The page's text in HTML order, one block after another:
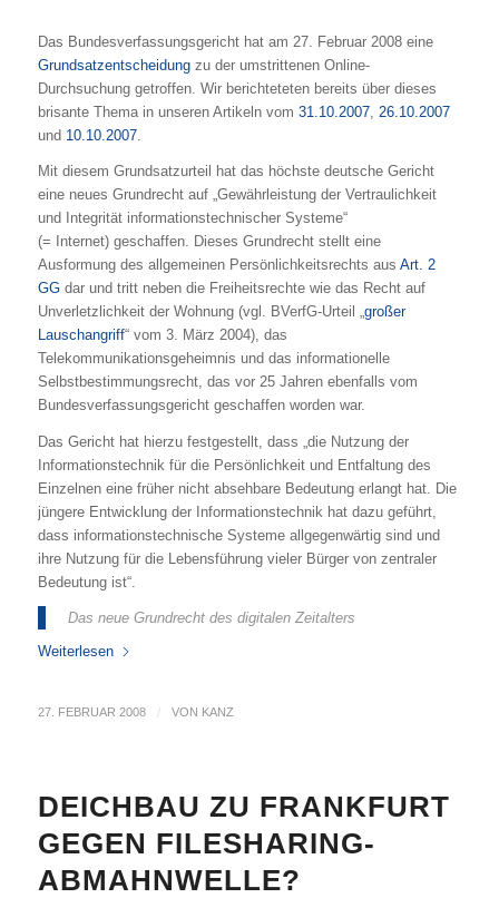
Das Bundesverfassungsgericht hat am 27. Februar 2008 eine
Grundsatzentscheidungzu der umstrittenen Online-
Durchsuchung getroffen. Wir berichteteten bereits über dieses
brisante Thema in unseren Artikeln vom 31.10.2007, 26.10.2007
und 10.10.2007.
Mit diesem Grundsatzurteil hat das höchste deutsche Gericht
eine neues Grundrecht auf „Gewährleistung der Vertraulichkeit
und Integrität informationstechnischer Systeme“
(= Internet) geschaffen. Dieses Grundrecht stellt eine
Ausformung des allgemeinen Persönlichkeitsrechts aus Art. 2
GGdar und tritt neben die Freiheitsrechte wie das Recht auf
Unverletzlichkeit der Wohnung (vgl. BVerfG-Urteil „großer
Lauschangriff“ vom 3. März 2004), das
Telekommunikationsgeheimnis und das informationelle
Selbstbestimmungsrecht, das vor 25 Jahren ebenfalls vom
Bundesverfassungsgericht geschaffen worden war.
Das Gericht hat hierzu festgestellt, dass „die Nutzung der
Informationstechnik für die Persönlichkeit und Entfaltung des
Einzelnen eine früher nicht absehbare Bedeutung erlangt hat. Die
jüngere Entwicklung der Informationstechnik hat dazu geführt,
dass informationstechnische Systeme allgegenwärtig sind und
ihre Nutzung für die Lebensführung vieler Bürger von zentraler
Bedeutung ist“.
Das neue Grundrecht des digitalen Zeitalters
Weiterlesen
27. FEBRUAR 2008 / VON KANZ
DEICHBAU ZU FRANKFURT
GEGEN FILESHARING-
ABMAHNWELLE?